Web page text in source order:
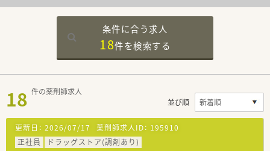
条件に合う求人
18件を検索する
18 件の薬剤師求人
並び順
更新日： 2026/07/17 薬剤師求人ID： 195910
正社員
ドラッグストア(調剤あり)